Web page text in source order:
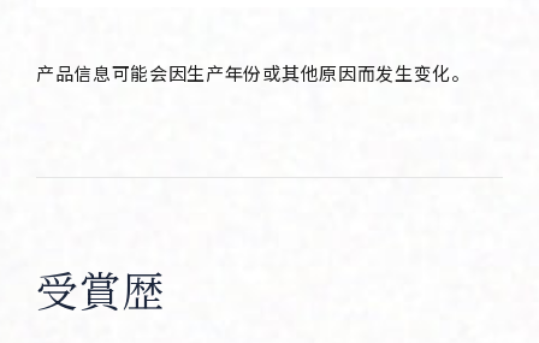
产品信息可能会因生产年份或其他原因而发生变化。
受賞歴